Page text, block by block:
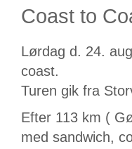
Coast to
Lørdag d. 24.
coast.
Turen gik fra
Efter 113 km (
med sandwich,